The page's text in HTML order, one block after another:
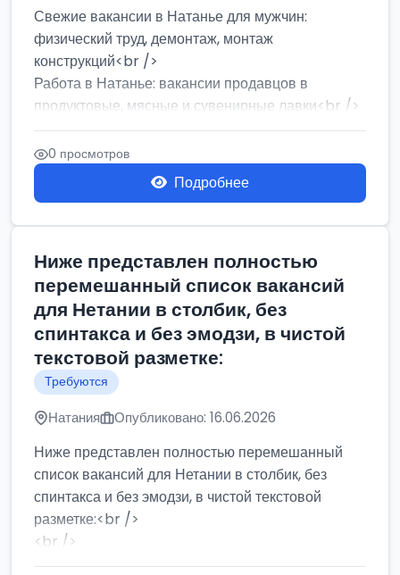
Свежие вакансии в Натанье для мужчин:
физический труд, демонтаж, монтаж
конструкций<br />
Работа в Натанье: вакансии продавцов в
продуктовые, мясные и сувенирные лавки<br />
Разнорабочий на сборку м...
0 просмотров
Подробнее
Ниже представлен полностью
перемешанный список вакансий
для Нетании в столбик, без
спинтакса и без эмодзи, в чистой
текстовой разметке:
Требуются
Натания Опубликовано: 16.06.2026
Ниже представлен полностью перемешанный
список вакансий для Нетании в столбик, без
спинтакса и без эмодзи, в чистой текстовой
разметке:<br />
<br />
Работа в Нетании на мебельном производстве: